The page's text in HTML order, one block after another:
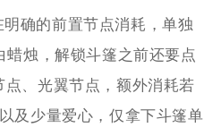
确的前置节点消耗，单独
蜡烛，解锁斗篷之前还要点
、光翼节点，额外消耗若
及少量爱心，仅拿下斗篷单